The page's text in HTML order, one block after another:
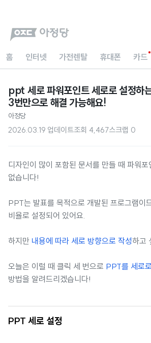
홈 인터넷 가전렌탈 휴대폰 카드
ppt 세로 파워포인트 세로로 설정하
3번만으로 해결 가능해요!
아정당
2026.03.19 업데이트조회 4,467스크랩 0
디자인이 많이 포함된 문서를 만들 때 파워포
없습니다!
PPT는 발표를 목적으로 개발된 프로그램이
비율로 설정되어 있어요.
하지만 내용에 따라 세로 방향으로 작성하고
오늘은 이럴 때 클릭 세 번으로 PPT를 세로로
방법을 알려드리겠습니다!
PPT 세로 설정